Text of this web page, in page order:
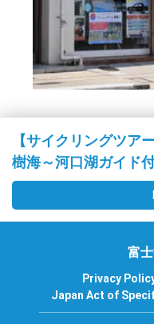
【サイクリングツア
樹海～河口湖ガイド
富
Privacy
Japan Act of